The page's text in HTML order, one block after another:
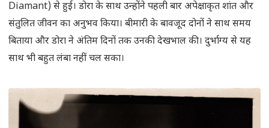
Diamant) से हुई। डोरा के साथ उन्होंने पहली बार अपेक्षाकृत शांत और
संतुलित जीवन का अनुभव किया। बीमारी के बावजूद दोनों ने साथ समय
बिताया और डोरा ने अंतिम दिनों तक उनकी देखभाल की। दुर्भाग्य से यह
साथ भी बहुत लंबा नहीं चल सका।